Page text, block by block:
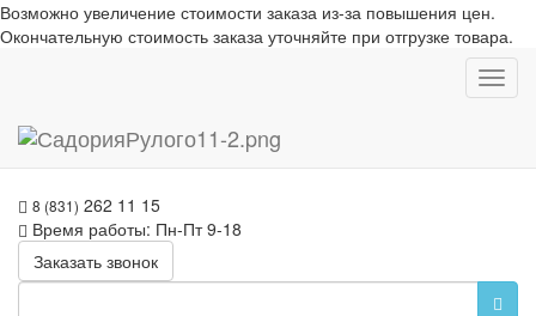
Возможно увеличение стоимости заказа из-за повышения цен.
Окончательную стоимость заказа уточняйте при отгрузке товара.
8 (831) 262 11 15
Время работы: Пн-Пт 9-18
Заказать звонок